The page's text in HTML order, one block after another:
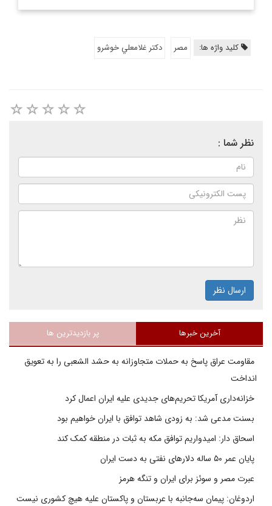
کلید واژه ها: مصر دكتر غلامعلي خوشرو
نظر شما :
ارسال نظر
آخرین خبرها پر بازدیدترین ها
مقاومت عراق پاسخ به حملات متجاوزانه به حشد الشعبی را به تعویق
انداخت
خزانه‌داری آمریکا تحریم‌های جدیدی علیه ایران اعمال کرد
بسنت مدعی شد: به زودی شاهد توافق با ایران خواهیم بود
اسحاق دار: امیدواریم توافق مکه به ثبات در منطقه کمک کند
پایان عمر ۵۰ ساله دلارهای نفتی به دست ایران
عبرت مصر و سوئز برای ایران و تنگه هرمز
اردوغان: پیمان سه‌جانبه با عربستان و پاکستان علیه هیچ کشوری نیست